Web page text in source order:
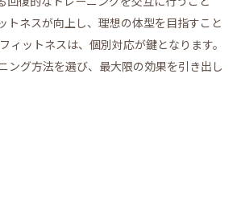
トネスが向上し、理想の体型を目指すこと
ィットネスは、個別対応が鍵となります。
ング方法を選び、最大限の効果を引き出し